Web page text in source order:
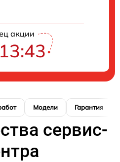
акции
Модели Гарантия
сервис-